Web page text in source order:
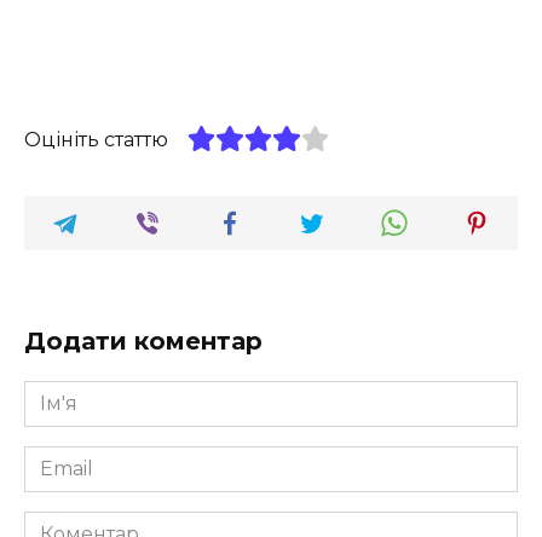
Оцініть статтю
Додати коментар
Ім'я
*
Email
*
Коментар